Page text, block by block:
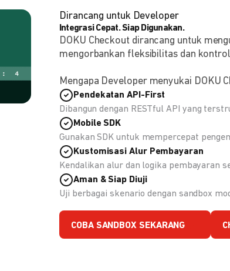
Dirancang untuk Developer
Integrasi Cepat. Siap Digunakan.
DOKU Checkout dirancang untuk
mengorbankan fleksibilitas dan
Mengapa Developer menyukai DOKU
Pendekatan API-First
Dibangun dengan RESTful API yang
Mobile SDK
Gunakan SDK untuk mempercepat
Kustomisasi Alur Pembayaran
Kendalikan alur dan logika pembayaran
Aman & Siap Diuji
Uji berbagai skenario dengan sandbox
COBA SANDBOX SEKARANG